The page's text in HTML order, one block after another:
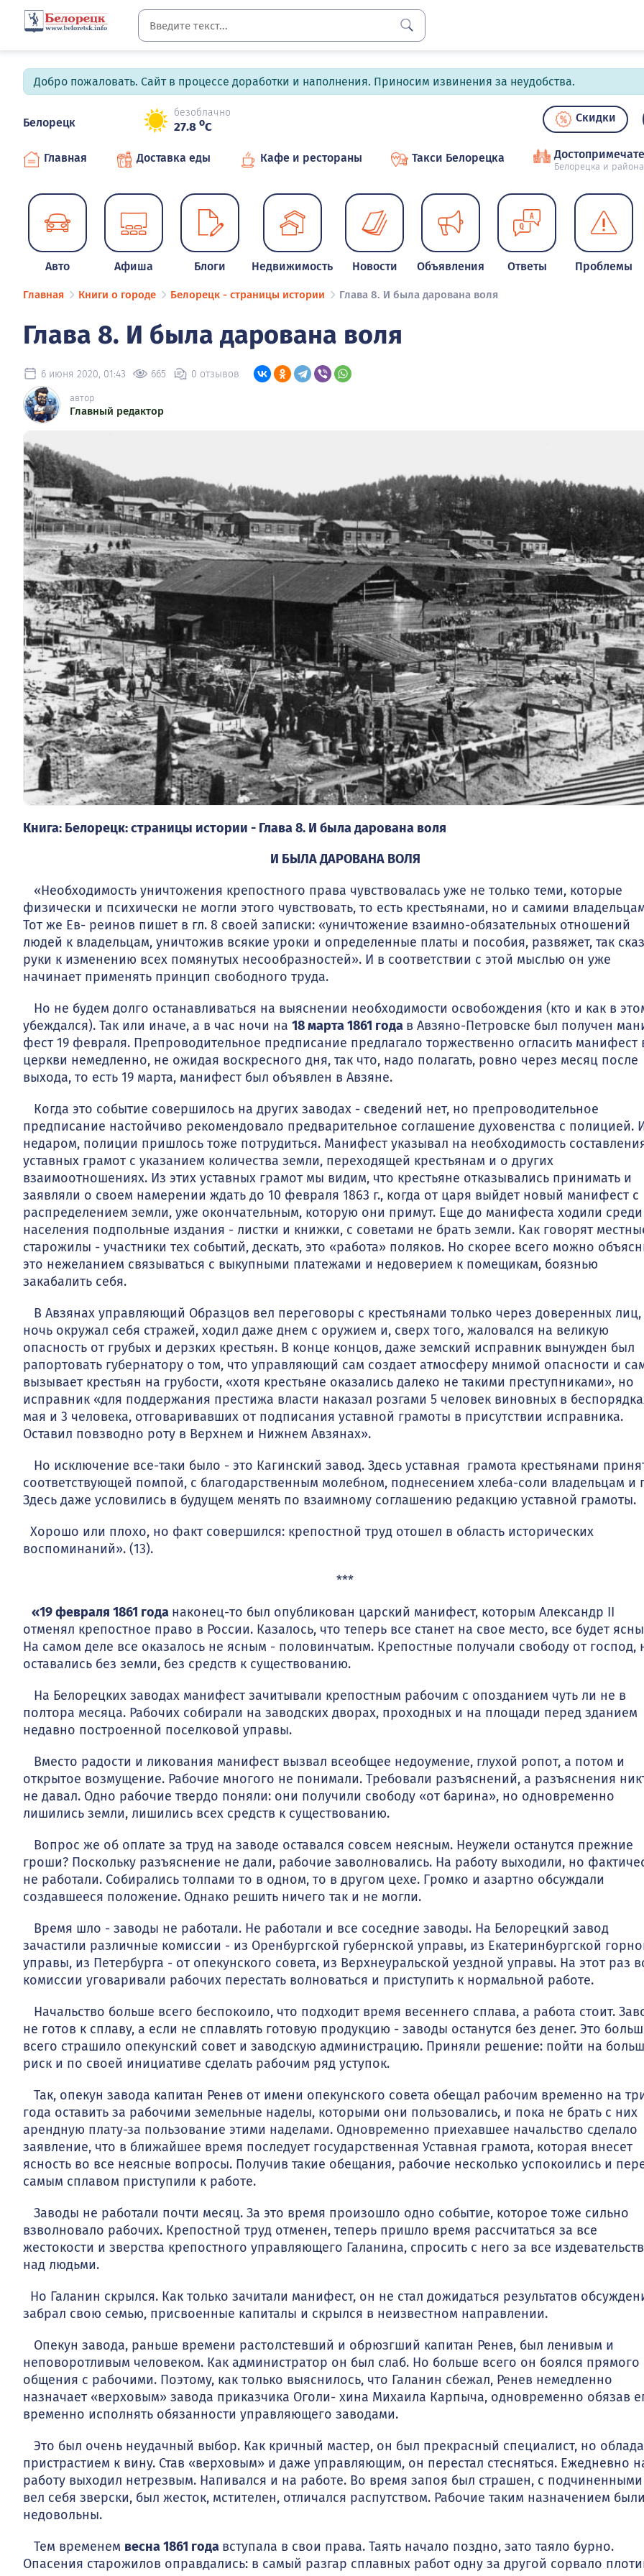
Добро пожаловать. Сайт в процессе доработки и наполнения. Приносим извинения за неудобства.
Белорецк
безоблачно
27.8 oC
Скидки
Главная Доставка еды Кафе и рестораны Такси Белорецка
Белорецка и района
Авто Афиша Блоги Недвижимость Новости Объявления Ответы Проблемы
Главная Книги о городе Белорецк - страницы истории Глава 8. И была дарована воля
Глава 8. И была дарована воля
6 июня 2020, 01:43 665 0 отзывов
автор
Главный редактор
Книга: Белорецк: страницы истории - Глава 8. И была дарована воля
И БЫЛА ДАРОВАНА ВОЛЯ
«Необходимость уничтожения крепостного права чувствовалась уже не только теми, которые
физически и психически не могли этого чув­ствовать, то есть крестьянами, но и самими
Тот же Ев- реинов пишет в гл. 8 своей записки: «уничтожение взаимно-обяза­тельных отношений
людей к владельцам, уничтожив всякие уроки и определенные платы и пособия, развяжет, так
руки к измене­нию всех помянутых несообразностей». И в соответствии с этой мыс­лью он уже
начинает применять принцип свободного труда.
Но не будем долго останавливаться на выяснении необходимости освобождения (кто и как в
убеждался). Так или иначе, а в час ночи на 18 марта 1861 года в Авзяно-Петровске был получен
фест 19 февраля. Препроводительное предписание предлагало торже­ственно огласить манифест
церкви немедленно, не ожидая воскрес­ного дня, так что, надо полагать, ровно через месяц после
выхода, то есть 19 марта, манифест был объявлен в Авзяне.
Когда это событие совершилось на других заводах - сведений нет, но препроводительное
предписание настойчиво рекомендовало предварительное соглашение духовенства с полицией.
недаром, поли­ции пришлось тоже потрудиться. Манифест указывал на необходи­мость
уставных грамот с указанием количества земли, переходящей крестьянам и о других
взаимоотношениях. Из этих ус­тавных грамот мы видим, что крестьяне отказывались принимать и
заявляли о своем намерении ждать до 10 февраля 1863 г., когда от царя выйдет новый манифест с
распределением земли, уже оконча­тельным, которую они примут. Еще до манифеста ходили среди
насе­ления подпольные издания - листки и книжки, с советами не брать земли. Как говорят
старожилы - участники тех событий, дес­кать, это «работа» поляков. Но скорее всего можно
это не­желанием связываться с выкупными платежами и недоверием к по­мещикам, боязнью
закабалить себя.
В Авзянах управляющий Образцов вел переговоры с крестьянами только через доверенных лиц,
ночь окружал себя стражей, ходил даже днем с оружием и, сверх того, жаловался на великую
опасность от грубых и дерзких крестьян. В конце концов, даже земский исправ­ник вынужден был
рапортовать губернатору о том, что управляющий сам создает атмосферу мнимой опасности и
вызывает крестьян на грубости, «хотя крестьяне оказались далеко не такими преступни­ками», но
исправник «для поддержания престижа власти наказал роз­гами 5 человек виновных в
мая и 3 человека, отгова­ривавших от подписания уставной грамоты в присутствии исправни­ка.
Оставил повзводно роту в Верхнем и Нижнем Авзянах».
Но исключение все-таки было - это Кагинский завод. Здесь устав­ная грамота крестьянами
соответствующей помпой, с бла­годарственным молебном, поднесением хлеба-соли владельцам и
Здесь даже условились в будущем менять по взаимному соглашению редакцию уставной грамоты.
Хорошо или плохо, но факт совершился: крепостной труд отошел в область исторических
воспоминаний». (13).
***
«19 февраля 1861 года наконец-то был опубликован царский ма­нифест, которым Александр II
отменял крепостное право в России. Казалось, что теперь все станет на свое место, все будет
На самом деле все оказалось не ясным - половинчатым. Крепостные по­лучали свободу от господ,
оставались без земли, без средств к существованию.
На Белорецких заводах манифест зачитывали крепостным рабо­чим с опозданием чуть ли не в
полтора месяца. Рабочих собирали на заводских дворах, проходных и на площади перед зданием
недавно построенной поселковой управы.
Вместо радости и ликования манифест вызвал всеобщее недоуме­ние, глухой ропот, а потом и
открытое возмущение. Рабочие многого не понимали. Требовали разъяснений, а разъяснения
не давал. Одно рабочие твердо поняли: они получили свободу «от барина», но одновременно
лишились земли, лишились всех средств к существо­ванию.
Вопрос же об оплате за труд на заводе оставался совсем неясным. Неужели останутся прежние
гроши? Поскольку разъяснение не дали, рабочие заволновались. На работу выходили, но
не рабо­тали. Собирались толпами то в одном, то в другом цехе. Громко и азартно обсуждали
создавшееся положение. Однако решить ничего так и не могли.
Время шло - заводы не работали. Не работали и все соседние заво­ды. На Белорецкий завод
зачастили различные комиссии - из Орен­бургской губернской управы, из Екатеринбургской
управы, из Петербурга - от опекунского совета, из Верхнеуральской уездной уп­равы. На этот раз
комиссии уговаривали рабочих перестать вол­новаться и приступить к нормальной работе.
Начальство больше всего беспокоило, что подходит время весен­него сплава, а работа стоит.
не готов к сплаву, а если не сплав­лять готовую продукцию - заводы останутся без денег. Это
всего страшило опекунский совет и заводскую администрацию. При­няли решение: пойти на
риск и по своей инициативе сделать рабочим ряд уступок.
Так, опекун завода капитан Ренев от имени опекунского совета обещал рабочим временно на
года оставить за рабочими земель­ные наделы, которыми они пользовались, и пока не брать с них
арен­дную плату-за пользование этими наделами. Одновременно приехав­шее начальство сделало
заявление, что в ближайшее время последует государственная Уставная грамота, которая внесет
ясность во все не­ясные вопросы. Получив такие обещания, рабочие несколько успоко­ились и
самым сплавом приступили к работе.
Заводы не работали почти месяц. За это время произошло одно событие, которое тоже сильно
взволновало рабочих. Крепостной труд отменен, теперь пришло время рассчитаться за все
жестокости и звер­ства крепостного управляющего Галанина, спросить с него за все
над людьми.
Но Галанин скрылся. Как только зачитали манифест, он не стал до­жидаться результатов
забрал свою семью, присвоенные капиталы и скрылся в неизвестном направлении.
Опекун завода, раньше времени растолстевший и обрюзгший ка­питан Ренев, был ленивым и
неповоротливым человеком. Как адми­нистратор он был слаб. Но больше всего он боялся прямого
общения с рабочими. Поэтому, как только выяснилось, что Галанин сбежал, Ренев немедленно
назначает «верховым» завода приказчика Оголи- хина Михаила Карпыча, одновременно обязав
временно испол­нять обязанности управляющего заводами.
Это был очень неудачный выбор. Как кричный мастер, он был пре­красный специалист, но
пристрастием к вину. Став «верхо­вым» и даже управляющим, он перестал стесняться. Ежедневно
работу выходил нетрезвым. Напивался и на работе. Во время запоя был страшен, с подчиненными
вел себя зверски, был жесток, мстите­лен, отличался распутством. Рабочие таким назначением были
недо­вольны.
Тем временем весна 1861 года вступала в свои права. Таять нача­ло поздно, зато таяло бурно.
Опасения старожилов оправдались: в самый разгар сплавных работ одну за другой сорвало